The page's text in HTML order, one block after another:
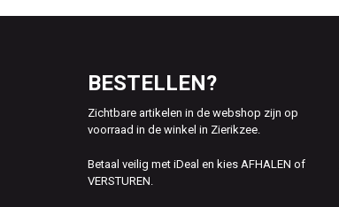
BESTELLEN?
Zichtbare artikelen in de webshop zijn op
voorraad in de winkel in Zierikzee.
Betaal veilig met iDeal en kies AFHALEN of
VERSTUREN.